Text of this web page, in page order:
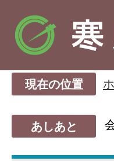
現在の位置
あしあと